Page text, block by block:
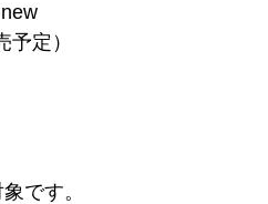
定）
です。